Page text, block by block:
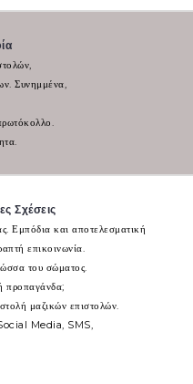
Συνημμένα,
Σχέσεις
Εμπόδια και αποτελεσματική
επικοινωνία.
του σώματος.
προπαγάνδα;
μαζικών επιστολών.
Social Media, SMS,